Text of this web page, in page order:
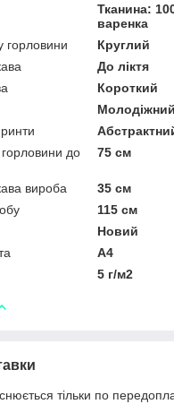
Тканина:
варенка
горловини
Круглий
До ліктя
Короткий
Молодіжний
до
75 см
вироба
35 см
115 см
Новий
А4
5 г/м2
тільки по